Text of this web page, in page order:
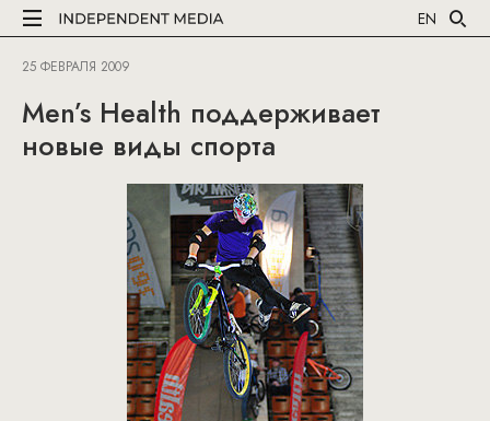
EN
25 ФЕВРАЛЯ 2009
Men’s Health поддерживает
новые виды спорта